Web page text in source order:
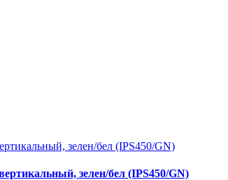
зелен/бел (IPS450/GN)